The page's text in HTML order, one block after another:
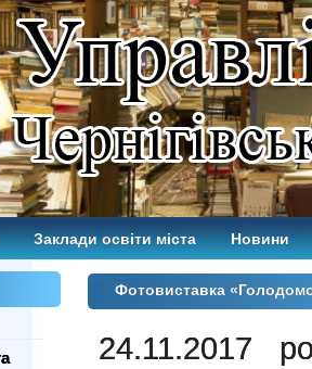
Заклади освіти міста Новини
Фотовиставка
24.11.2017